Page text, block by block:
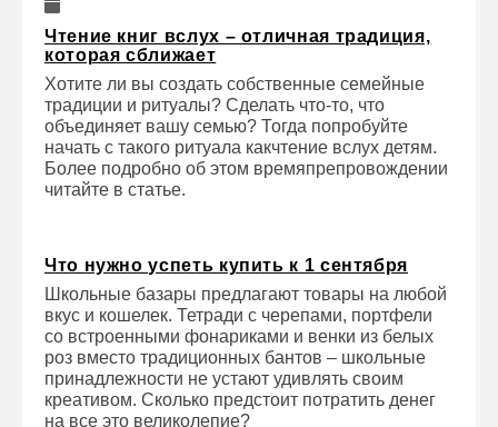
Чтение книг вслух – отличная традиция,
которая сближает
Хотите ли вы создать собственные семейные
традиции и ритуалы? Сделать что-то, что
объединяет вашу семью? Тогда попробуйте
начать с такого ритуала какчтение вслух детям.
Более подробно об этом времяпрепровождении
читайте в статье.
Что нужно успеть купить к 1 сентября
Школьные базары предлагают товары на любой
вкус и кошелек. Тетради с черепами, портфели
со встроенными фонариками и венки из белых
роз вместо традиционных бантов – школьные
принадлежности не устают удивлять своим
креативом. Сколько предстоит потратить денег
на все это великолепие?